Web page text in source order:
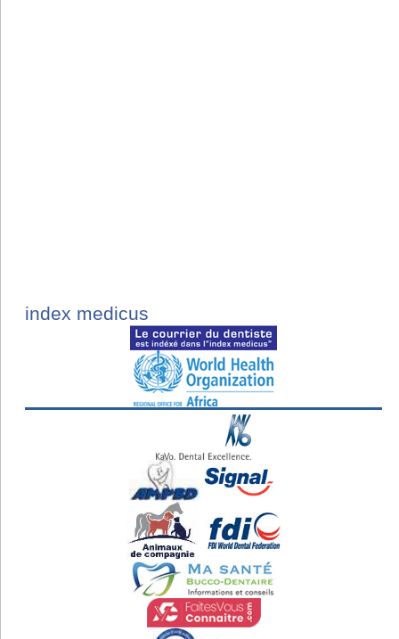
index medicus